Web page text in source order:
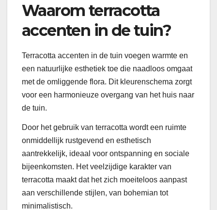
Waarom terracotta
accenten in de tuin?
Terracotta accenten in de tuin voegen warmte en
een natuurlijke esthetiek toe die naadloos omgaat
met de omliggende flora. Dit kleurenschema zorgt
voor een harmonieuze overgang van het huis naar
de tuin.
Door het gebruik van terracotta wordt een ruimte
onmiddellijk rustgevend en esthetisch
aantrekkelijk, ideaal voor ontspanning en sociale
bijeenkomsten. Het veelzijdige karakter van
terracotta maakt dat het zich moeiteloos aanpast
aan verschillende stijlen, van bohemian tot
minimalistisch.